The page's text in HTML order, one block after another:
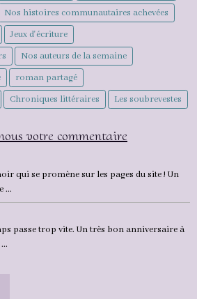
Nos histoires communautaires achevées
Jeux d'écriture
Nos auteurs de la semaine
roman partagé
Chroniques littéraires Les soubrevestes
votre commentaire
qui se promène sur les pages du site ! Un
...
passe trop vite. Un très bon anniversaire à